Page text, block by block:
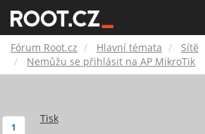
Root.cz
Fórum Root.cz Hlavní témata
Sítě
Nemůžu se přihlásit na AP MikroTik
Tisk
1